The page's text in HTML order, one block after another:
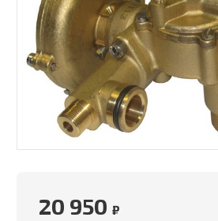
20 950 ₽